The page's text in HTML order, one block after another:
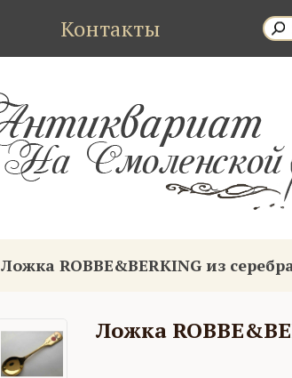
Контакты
Ложка ROBBE&BERKING из
Ложка